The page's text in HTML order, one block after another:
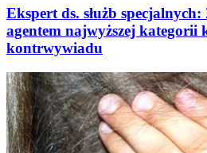
Ekspert ds. służb specjalnych:
agentem najwyższej kategorii
kontrwywiadu